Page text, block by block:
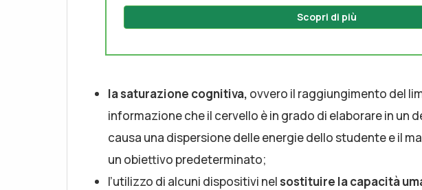
Scopri di più
la saturazione cognitiva, ovvero il raggiungimento del
informazione che il cervello è in grado di elaborare in un
causa una dispersione delle energie dello studente e il
un obiettivo predeterminato;
l’utilizzo di alcuni dispositivi nel sostituire la capacità